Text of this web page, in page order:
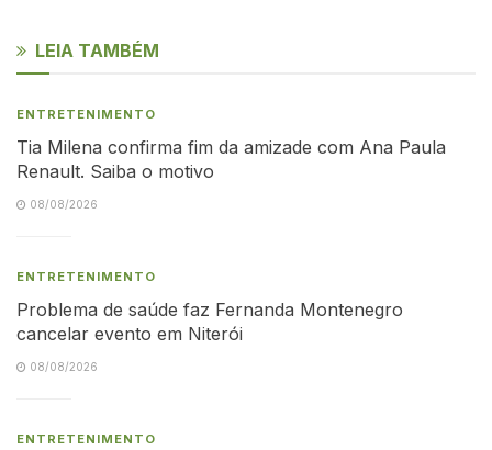
LEIA TAMBÉM
ENTRETENIMENTO
Tia Milena confirma fim da amizade com Ana Paula
Renault. Saiba o motivo
08/08/2026
ENTRETENIMENTO
Problema de saúde faz Fernanda Montenegro
cancelar evento em Niterói
08/08/2026
ENTRETENIMENTO